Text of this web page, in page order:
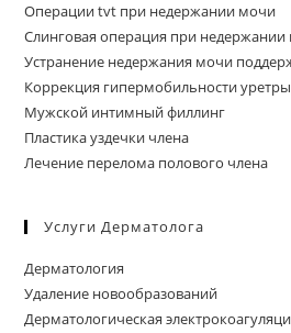
Операции tvt при недержании мочи
Слинговая операция при
Устранение недержания мочи
Коррекция гипермобильности уретры
Мужской интимный филлинг
Пластика уздечки члена
Лечение перелома полового члена
Услуги Дерматолога
Дерматология
Удаление новообразований
Дерматологическая